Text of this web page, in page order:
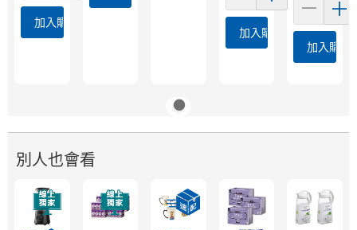
加入購物車
加入購物車
加入購物
別人也會看